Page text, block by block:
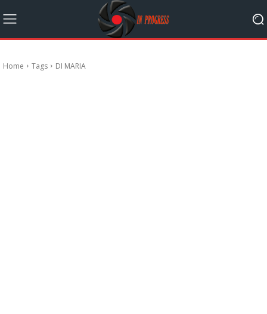
Home Tags DI MARIA